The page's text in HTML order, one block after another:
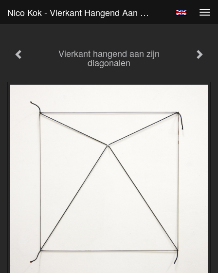
Nico Kok - Vierkant Hangend Aan Zijn Diagonalen
Vierkant hangend aan zijn
diagonalen